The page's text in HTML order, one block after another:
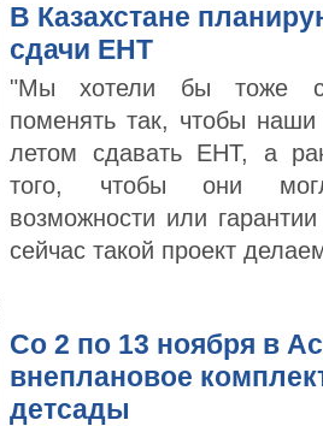
В Казахстане
сдачи ЕНТ
"Мы хотели бы тоже
поменять так, чтобы
летом сдавать ЕНТ, а
того, чтобы они
возможности или
сейчас такой проект
Со 2 по 13 ноября в
внеплановое
детсады